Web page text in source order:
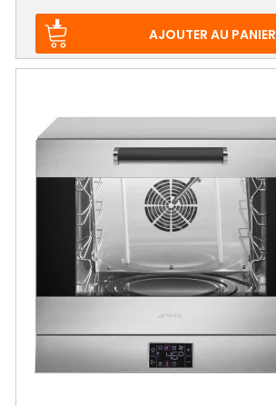
AJOUTER AU PANIER